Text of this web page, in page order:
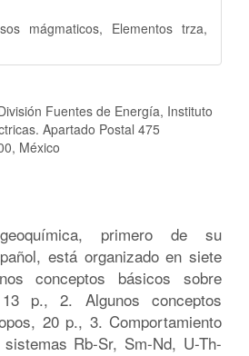
mágmaticos, Elementos trza,
Fuentes de Energía, Instituto
Apartado Postal 475
México
primero de su
está organizado en siete
conceptos básicos sobre
p., 2. Algunos conceptos
20 p., 3. Comportamiento
Rb-Sr, Sm-Nd, U-Th-